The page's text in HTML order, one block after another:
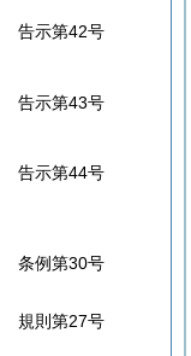
告示第42号
告示第43号
告示第44号
条例第30号
規則第27号